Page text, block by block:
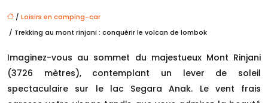
/ Loisirs en camping-car
/ Trekking au mont rinjani : conquérir le volcan de lombok
Imaginez-vous au sommet du majestueux Mont Rinjani
(3726 mètres), contemplant un lever de soleil
spectaculaire sur le lac Segara Anak. Le vent frais